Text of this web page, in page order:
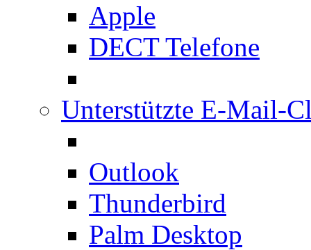
Apple
DECT Telefone
Unterstützte E-Mail-
Outlook
Thunderbird
Palm Desktop